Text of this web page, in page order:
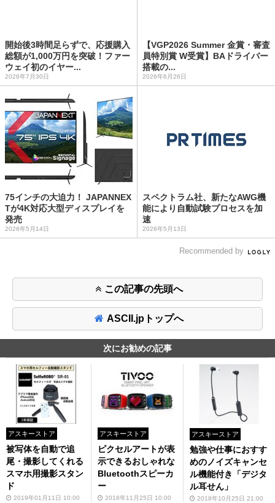
開始後3時間足らずで、応援購入
総額が1,000万円を突破！ファー
ウェイ初のイヤー...
2026年7月30日
【VGP2026 Summer 金賞・審査
員特別賞 W受賞】BAドライバー
搭載の...
2026年6月26日
75インチの大迫力！ JAPANNEX
Tが4K対応大型ディスプレイを
発売
2026年5月14日
スペクトラム社、新たなAWG機
能により自動試験プロセスを加
速
2026年5月13日
Recommended by
この記事の先頭へ
ASCII.jpトップへ
次にお勧めの記事
アスキーストア
被写体を自動で追
尾・撮影してくれる
スマホ用撮影スタン
ド
2019年01月11日 10:00
アスキーストア
ピクセルアートが表
示できるおしゃれな
Bluetoothスピーカ
ー
2018年11月25日 10:00
アスキーストア
勉強や仕事におすす
めのノイズキャンセ
ル機能付き「デジタ
ル耳せん」
2018年10月25日 21:00